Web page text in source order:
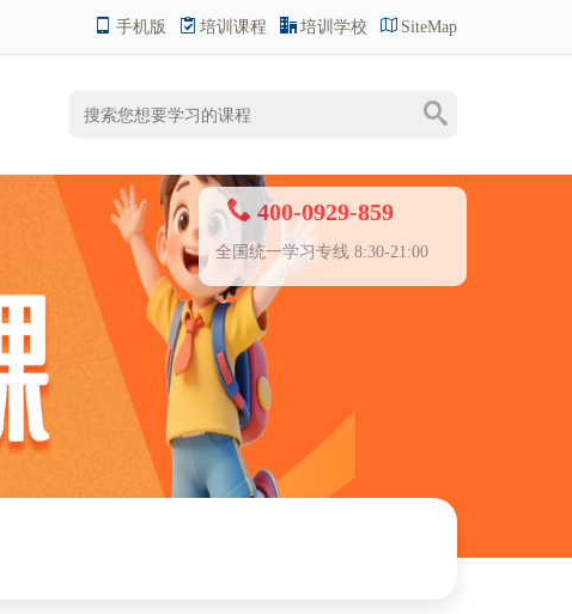
手机版 培训课程 培训学校 SiteMap
400-0929-859
全国统一学习专线 8:30-21:00